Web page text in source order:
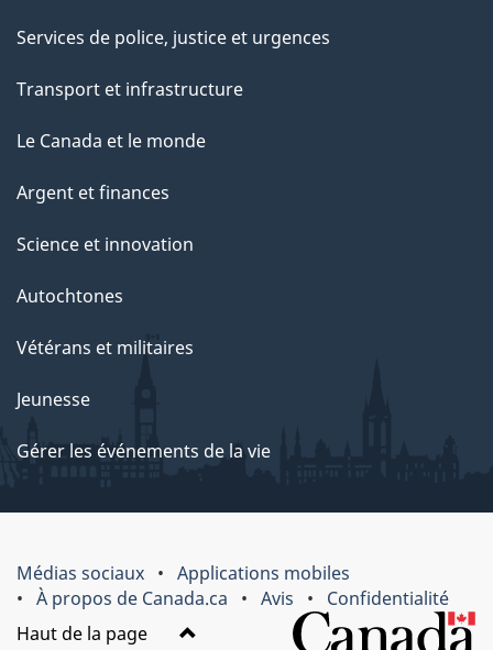
Services de police, justice et urgences
Transport et infrastructure
Le Canada et le monde
Argent et finances
Science et innovation
Autochtones
Vétérans et militaires
Jeunesse
Gérer les événements de la vie
Médias sociaux
Applications mobiles
À propos de Canada.ca
Avis
Confidentialité
Haut de la page